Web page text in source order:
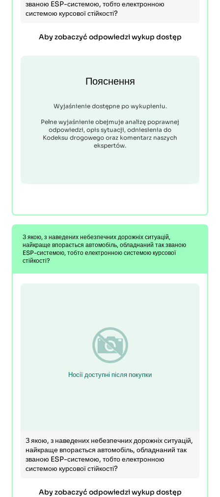
званою ESP-системою, тобто електронною
системою курсової стійкості?
Aby zobaczyć odpowiedzi wykup dostęp
Пояснення
Wyjaśnienie dostępne po wykupieniu.
Pełne wyjaśnienie obejmuje analizę poprawnej
odpowiedzi, opis sytuacji, odniesienia do
Kodeksu drogowego oraz komentarz naszych
ekspertów.
З якою, з наведених небезпечних дорожніх ситуацій,
найкраще впорається автомобіль, обладнаний так званою
ESP-системою, тобто електронною системою курсової
стійкості?
Носії доступні після покупки
З якою, з наведених небезпечних дорожніх ситуацій,
найкраще впорається автомобіль, обладнаний так
званою ESP-системою, тобто електронною
системою курсової стійкості?
Aby zobaczyć odpowiedzi wykup dostęp